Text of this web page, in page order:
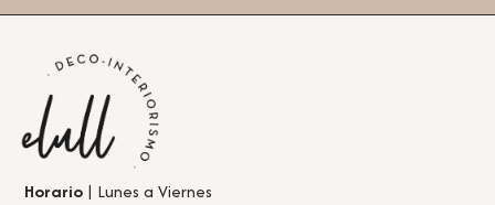
Horario | Lunes a Viernes